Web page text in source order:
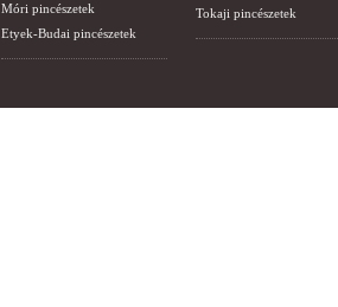
Móri pincészetek
Etyek-Budai pincészetek
Tokaji pincészetek